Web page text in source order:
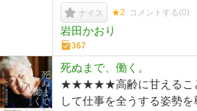
ナイス ★2 コメントする(0)
岩田かおり
367
死ぬまで、働く。
★★★★★高齢に甘えるこ
して仕事を全うする姿勢